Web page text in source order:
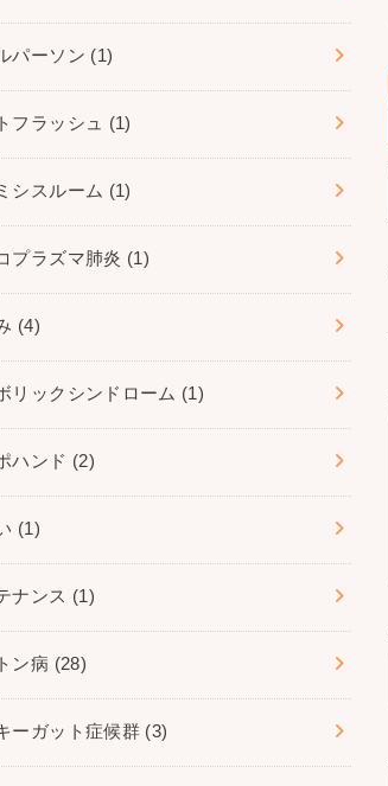
パーソン (1)
フラッシュ (1)
シスルーム (1)
プラズマ肺炎 (1)
(4)
リックシンドローム (1)
ハンド (2)
(1)
ナンス (1)
ン病 (28)
ーガット症候群 (3)